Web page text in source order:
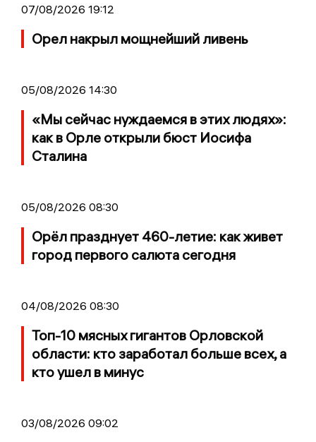
07/08/2026 19:12
Орел накрыл мощнейший ливень
05/08/2026 14:30
«Мы сейчас нуждаемся в этих людях»:
как в Орле открыли бюст Иосифа
Сталина
05/08/2026 08:30
Орёл празднует 460-летие: как живет
город первого салюта сегодня
04/08/2026 08:30
Топ-10 мясных гигантов Орловской
области: кто заработал больше всех, а
кто ушел в минус
03/08/2026 09:02